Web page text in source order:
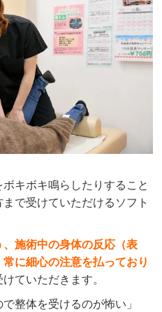
キボキ鳴らしたりすること
で受けていただけるソフト
施術中の身体の反応（表
に細心の注意を払っており
ていただきます。
整体を受けるのが怖い」